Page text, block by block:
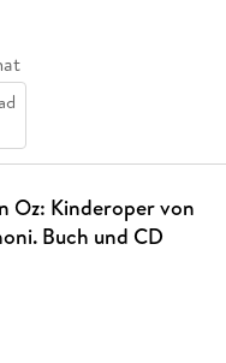
Oz: Kinderoper von
Buch und CD